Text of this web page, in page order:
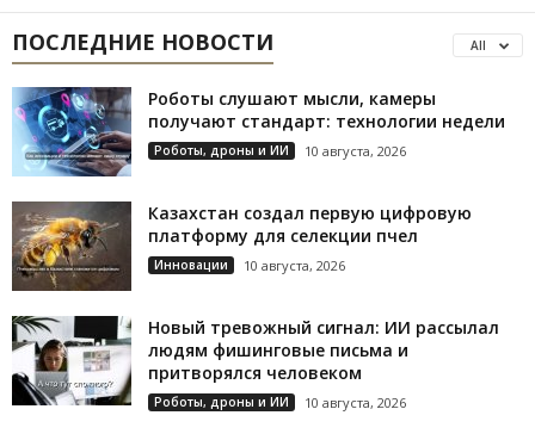
ПОСЛЕДНИЕ НОВОСТИ All
Роботы слушают мысли, камеры
получают стандарт: технологии недели
Роботы, дроны и ИИ 10 августа, 2026
Казахстан создал первую цифровую
платформу для селекции пчел
Инновации 10 августа, 2026
Новый тревожный сигнал: ИИ рассылал
людям фишинговые письма и
притворялся человеком
Роботы, дроны и ИИ 10 августа, 2026